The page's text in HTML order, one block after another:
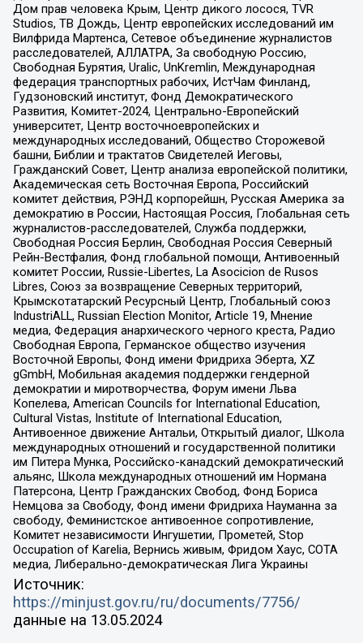
Дом прав человека Крым, Центр дикого лосося, TVR
Studios, ТВ Дождь, Центр европейских исследований им
Вилфрида Мартенса, Сетевое объединение журналистов
расследователей, АЛЛАТРА, За свободную Россию,
Свободная Бурятия, Uralic, UnKremlin, Международная
федерация транспортных рабочих, ИстЧам Финланд,
Гудзоновский институт, Фонд Демократического
Развития, Комитет-2024, Центрально-Европейский
университет, Центр восточноевропейских и
международных исследований, Общество Сторожевой
башни, Библии и трактатов Свидетелей Иеговы,
Гражданский Совет, Центр анализа европейской политики,
Академическая сеть Восточная Европа, Российский
комитет действия, РЭНД корпорейшн, Русская Америка за
демократию в России, Настоящая Россия, Глобальная сеть
журналистов-расследователей, Служба поддержки,
Свободная Россия Берлин, Свободная Россия Северный
Рейн-Вестфалия, Фонд глобальной помощи, Антивоенный
комитет России, Russie-Libertes, La Asocicion de Rusos
Libres, Союз за возвращение Северных территорий,
Крымскотатарский Ресурсный Центр, Глобальный союз
IndustriALL, Russian Election Monitor, Article 19, Мнение
медиа, Федерация анархического черного креста, Радио
Свободная Европа, Германское общество изучения
Восточной Европы, Фонд имени Фридриха Эберта, XZ
gGmbH, Мобильная академия поддержки гендерной
демократии и миротворчества, Форум имени Льва
Копелева, American Councils for International Education,
Cultural Vistas, Institute of International Education,
Антивоенное движение Антальи, Открытый диалог, Школа
международных отношений и государственной политики
им Питера Мунка, Российско-канадский демократический
альянс, Школа международных отношений им Нормана
Патерсона, Центр Гражданских Свобод, Фонд Бориса
Немцова за Свободу, Фонд имени Фридриха Науманна за
свободу, Феминистское антивоенное сопротивление,
Комитет независимости Ингушетии, Прометей, Stop
Occupation of Karelia, Вернись живым, Фридом Хаус, СОТА
медиа, Либерально-демократическая Лига Украины
Источник:
https://minjust.gov.ru/ru/documents/7756/
данные на 13.05.2024